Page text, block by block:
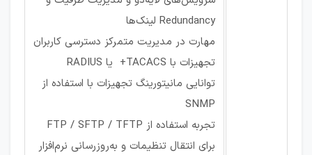
Redundancy لینک‌ها
مهارت در مدیریت متمرکز دسترسی کاربران
تجهیزات با TACACS+ یا RADIUS
توانایی مانیتورینگ تجهیزات با استفاده از
SNMP
تجربه استفاده از FTP / SFTP / TFTP
برای انتقال تنظیمات و به‌روزرسانی نرم‌افزار